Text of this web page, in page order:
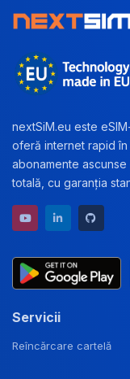
nextSiM.eu este
oferă internet rapid în
abonamente
totală, cu garanția
YouTube channel
LinkedIn
Servicii
Reîncărcare cartelă